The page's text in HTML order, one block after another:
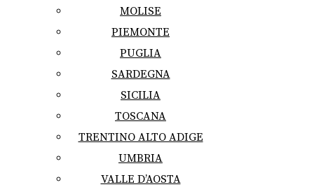
MOLISE
PIEMONTE
PUGLIA
SARDEGNA
SICILIA
TOSCANA
TRENTINO ALTO ADIGE
UMBRIA
VALLE D’AOSTA